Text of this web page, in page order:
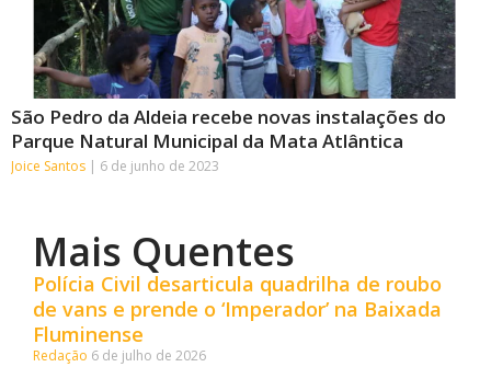
São Pedro da Aldeia recebe novas instalações do
Parque Natural Municipal da Mata Atlântica
Joice Santos 6 de junho de 2023
Mais Quentes
Polícia Civil desarticula quadrilha de roubo
de vans e prende o ‘Imperador’ na Baixada
Fluminense
Redação 6 de julho de 2026